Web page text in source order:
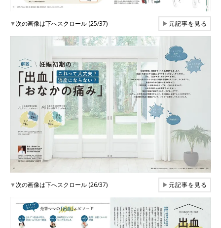
▼次の画像は下へスクロール (25/37) ▶元記事を見る
▼次の画像は下へスクロール (26/37) ▶元記事を見る